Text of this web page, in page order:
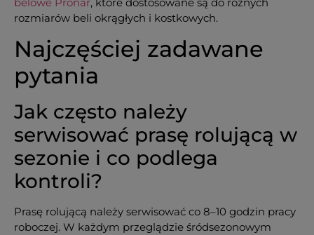
rozmiarów beli okrągłych i kostkowych.
Najczęściej zadawane
pytania
Jak często należy
serwisować prasę rolującą w
sezonie i co podlega
kontroli?
Prasę rolującą należy serwisować co 8–10 godzin pracy
roboczej. W każdym przeglądzie śródsezonowym